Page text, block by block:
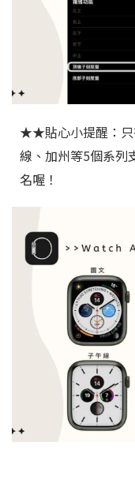
★★貼心小提醒：只
線、加州等5個系列
名喔！